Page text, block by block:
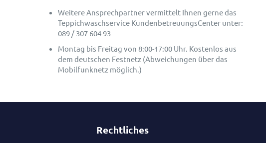
Weitere Ansprechpartner vermittelt Ihnen gerne das
Teppichwaschservice KundenbetreuungsCenter unter:
089 / 307 604 93
Montag bis Freitag von 8:00-17:00 Uhr. Kostenlos aus
dem deutschen Festnetz (Abweichungen über das
Mobilfunknetz möglich.)
Rechtliches